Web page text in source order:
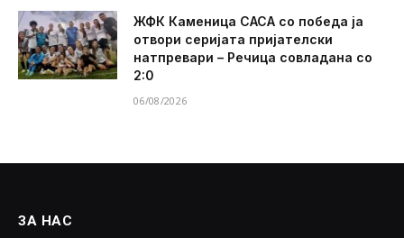
ЖФК Каменица САСА со победа ја
отвори серијата пријателски
натпревари – Речица совладана со
2:0
06/08/2026
ЗА НАС